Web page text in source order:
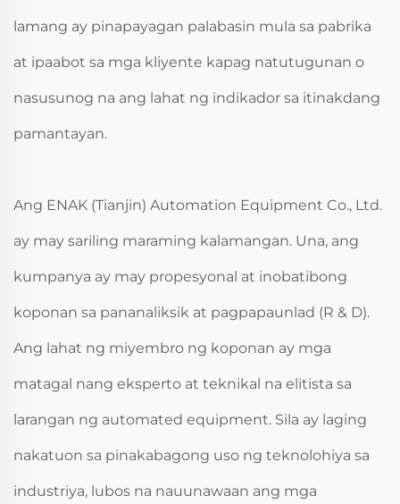
lamang ay pinapayagan palabasin mula sa pabrika
at ipaabot sa mga kliyente kapag natutugunan o
nasusunog na ang lahat ng indikador sa itinakdang
pamantayan.
Ang ENAK (Tianjin) Automation Equipment Co., Ltd.
ay may sariling maraming kalamangan. Una, ang
kumpanya ay may propesyonal at inobatibong
koponan sa pananaliksik at pagpapaunlad (R & D).
Ang lahat ng miyembro ng koponan ay mga
matagal nang eksperto at teknikal na elitista sa
larangan ng automated equipment. Sila ay laging
nakatuon sa pinakabagong uso ng teknolohiya sa
industriya, lubos na nauunawaan ang mga